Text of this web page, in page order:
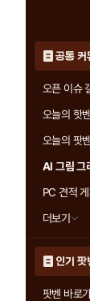
공통 커
오픈 이슈
오늘의 핫벤
오늘의 팟벤
AI 그림 그
PC 견적
더보기
인기 팟
팟벤 바로가